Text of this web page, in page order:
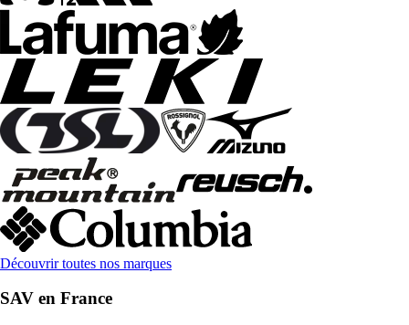
Découvrir toutes nos marques
SAV en France